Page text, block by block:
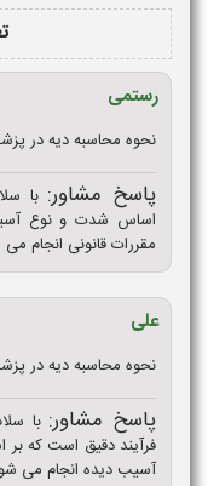
رستمی
نحوه محاسبه دیه در
پاسخ مشاور: با
اساس شدت و نوع
مقررات قانونی انجام
علی
نحوه محاسبه دیه در
پاسخ مشاور: با
فرآیند دقیق است که
آسیب دیده انجام می